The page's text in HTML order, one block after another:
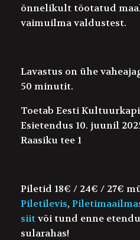
õnnelikult tõotatud
vaimuilma valdustest.
Lavastus on ühe
50 minutit.
Toetab Eesti
Esietendus 10. juunil
Raasiku tee 1
Piletid 18€ / 24€ / 27€
Piletilevis,
siitvõi tund enne
sularahas!